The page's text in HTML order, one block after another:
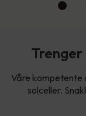
Trenger
Våre kompetente
solceller.